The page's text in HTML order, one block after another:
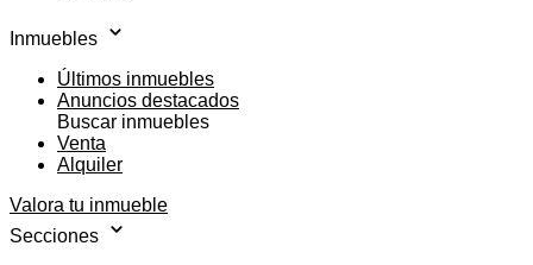
Inmuebles
Últimos inmuebles
Anuncios destacados
Buscar inmuebles
Venta
Alquiler
Valora tu inmueble
Secciones